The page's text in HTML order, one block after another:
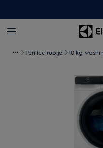
Perilice rublja 10 kg